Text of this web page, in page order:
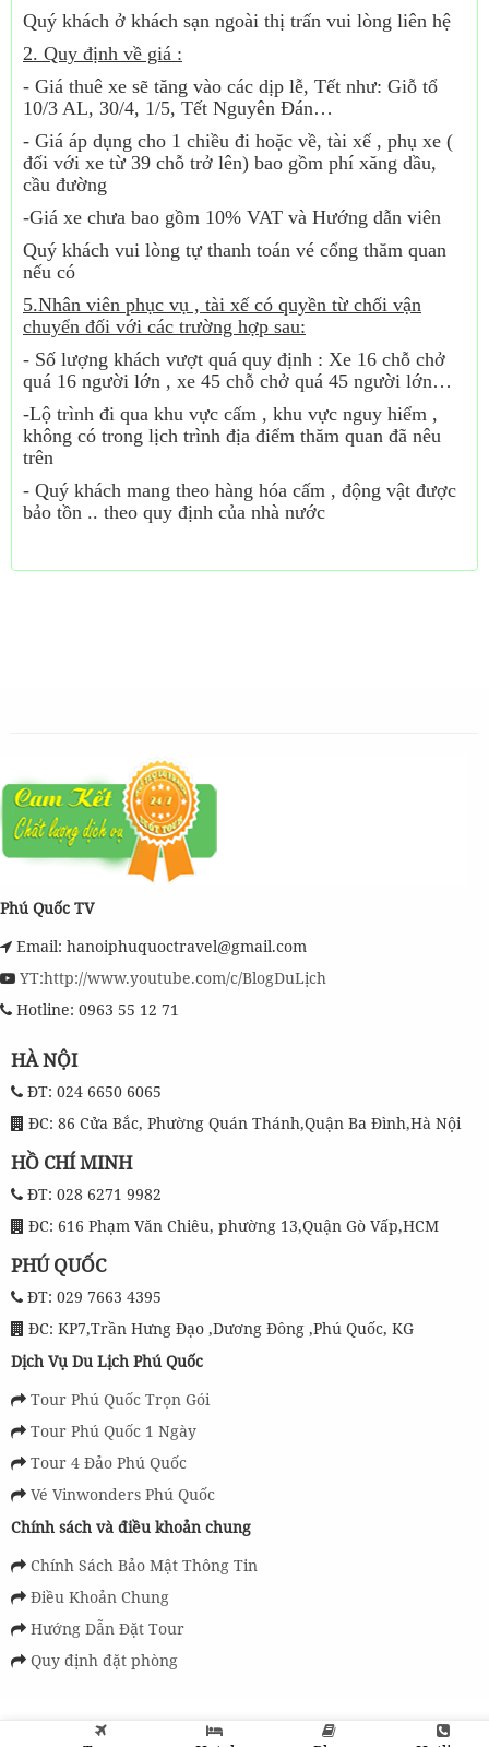
Quý khách ở khách sạn ngoài thị trấn vui lòng liên hệ
2. Quy định về giá :
- Giá thuê xe sẽ tăng vào các dịp lễ, Tết như: Giỗ tổ
10/3 AL, 30/4, 1/5, Tết Nguyên Đán…
- Giá áp dụng cho 1 chiều đi hoặc về, tài xế , phụ xe (
đối với xe từ 39 chỗ trở lên) bao gồm phí xăng dầu,
cầu đường
-Giá xe chưa bao gồm 10% VAT và Hướng dẫn viên
Quý khách vui lòng tự thanh toán vé cổng thăm quan
nếu có
5.Nhân viên phục vụ , tài xế có quyền từ chối vận
chuyển đối với các trường hợp sau:
- Số lượng khách vượt quá quy định : Xe 16 chỗ chở
quá 16 người lớn , xe 45 chỗ chở quá 45 người lớn…
-Lộ trình đi qua khu vực cấm , khu vực nguy hiểm ,
không có trong lịch trình địa điểm thăm quan đã nêu
trên
- Quý khách mang theo hàng hóa cấm , động vật được
bảo tồn .. theo quy định của nhà nước
Phú Quốc TV
Email: hanoiphuquoctravel@gmail.com
YT:http://www.youtube.com/c/BlogDuLịch
Hotline: 0963 55 12 71
HÀ NỘI
ĐT: 024 6650 6065
ĐC: 86 Cửa Bắc, Phường Quán Thánh,Quận Ba Đình,Hà Nội
HỒ CHÍ MINH
ĐT: 028 6271 9982
ĐC: 616 Phạm Văn Chiêu, phường 13,Quận Gò Vấp,HCM
PHÚ QUỐC
ĐT: 029 7663 4395
ĐC: KP7,Trần Hưng Đạo ,Dương Đông ,Phú Quốc, KG
Dịch Vụ Du Lịch Phú Quốc
Tour Phú Quốc Trọn Gói
Tour Phú Quốc 1 Ngày
Tour 4 Đảo Phú Quốc
Vé Vinwonders Phú Quốc
Chính sách và điều khoản chung
Chính Sách Bảo Mật Thông Tin
Điều Khoản Chung
Hướng Dẫn Đặt Tour
Quy định đặt phòng